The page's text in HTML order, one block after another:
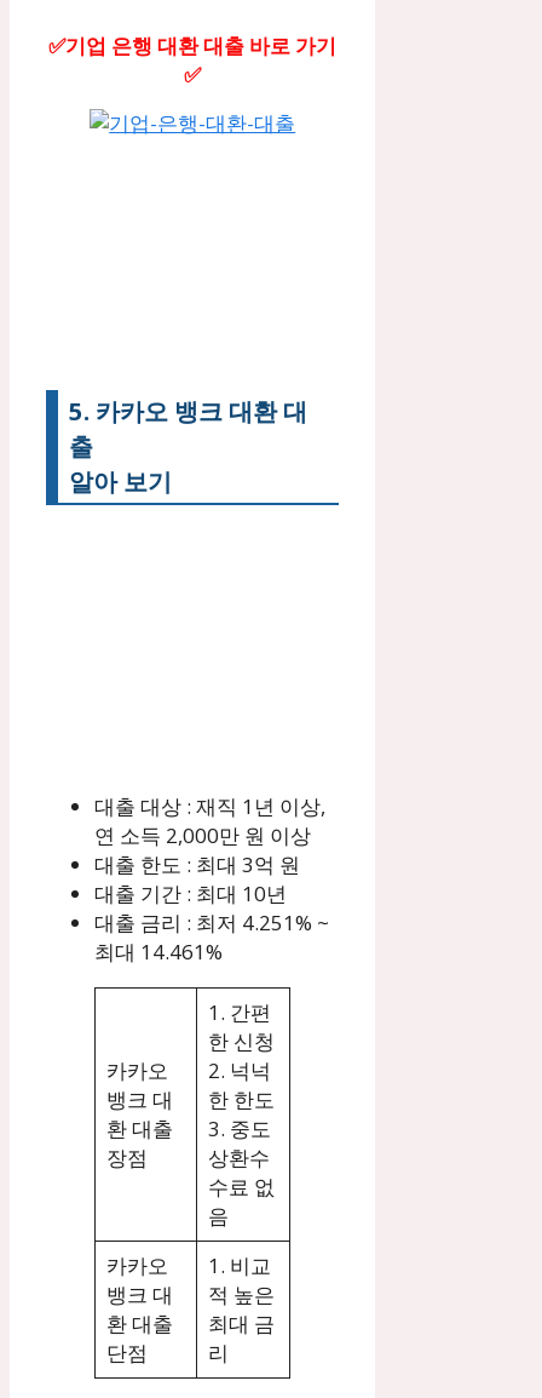
✅기업 은행 대환 대출 바로 가기
✅
5. 카카오 뱅크 대환 대
출
알아 보기
대출 대상 : 재직 1년 이상,
연 소득 2,000만 원 이상
대출 한도 : 최대 3억 원
대출 기간 : 최대 10년
대출 금리 : 최저 4.251% ~
최대 14.461%
카카오
뱅크 대
환 대출
장점
1. 간편
한 신청
2. 넉넉
한 한도
3. 중도
상환수
수료 없
음
카카오
뱅크 대
환 대출
단점
1. 비교
적 높은
최대 금
리